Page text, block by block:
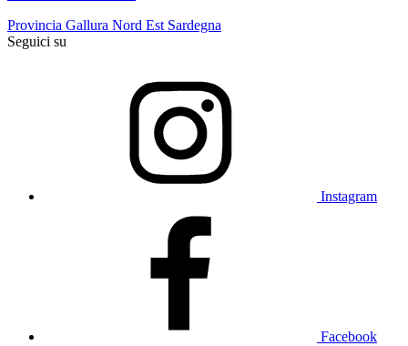
Provincia Gallura Nord Est Sardegna
Seguici su
Instagram
Facebook